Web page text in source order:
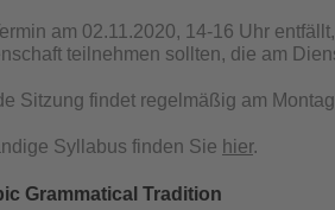
am 02.11.2020, 14-16 Uhr
teilnehmen sollten, die am
Sitzung findet regelmäßig am
Syllabus finden Sie hier.
Grammatical Tradition